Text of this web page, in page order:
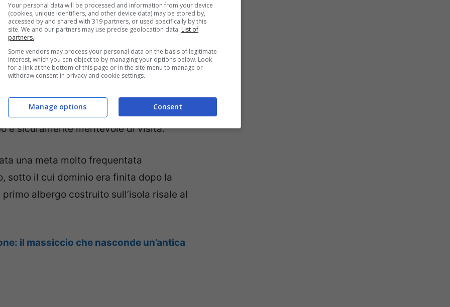
amata dai diportisti, che in estate
per arrivare su questa come su altre isole
come quasi ovunque nella splendida
da boschi di pini che arrivano fin
il tipico stile veneziano. Un’armonia di
della vegetazione, all’eleganza dei
e sicuramente meritevole di visita.
una meta molto frequentata
sotto il cui dominio era finita dopo la
albergo costruito sull’isola risale al
il massiccio che nasconde un’antica
Your personal data will be processed and information from your device
(cookies, unique identifiers, and other device data) may be stored by,
accessed by and shared with 319 partners, or used specifically by this
site. We and our partners may use precise geolocation data. List of
partners.
Some vendors may process your personal data on the basis of legitimate
interest, which you can object to by managing your options below. Look
for a link at the bottom of this page or in the site menu to manage or
withdraw consent in privacy and cookie settings.
Consent
Manage options